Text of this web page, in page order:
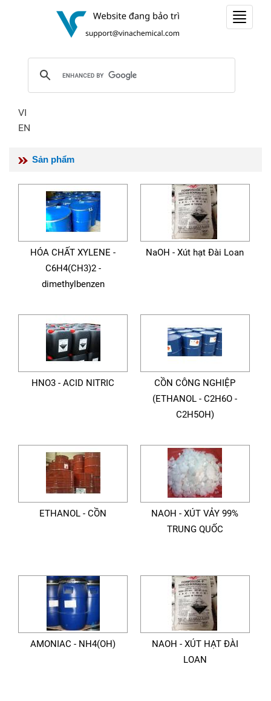
Toggle
VI
EN
Sản phẩm
HÓA CHẤT XYLENE -
C6H4(CH3)2­ -
dimethylbenzen
NaOH - Xút hạt Đài Loan
HNO3 - ACID NITRIC
CỒN CÔNG NGHIỆP
(ETHANOL - C2H6O -
C2H5OH)
ETHANOL - CỒN
NAOH - XÚT VẢY 99%
TRUNG QUỐC
AMONIAC - NH4(OH)
NAOH - XÚT HẠT ĐÀI
LOAN